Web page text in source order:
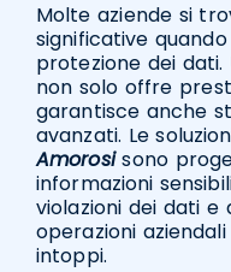
Molte aziende si
significative
protezione dei dati.
non solo offre
garantisce anche
avanzati. Le
Amorosisono
informazioni
violazioni dei dati e
operazioni
intoppi.